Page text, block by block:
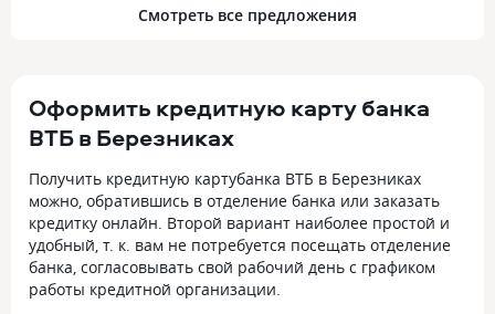
Смотреть все предложения
Оформить кредитную карту банка
ВТБ в Березниках
Получить кредитную картубанка ВТБ в Березниках
можно, обратившись в отделение банка или заказать
кредитку онлайн. Второй вариант наиболее простой и
удобный, т. к. вам не потребуется посещать отделение
банка, согласовывать свой рабочий день с графиком
работы кредитной организации.